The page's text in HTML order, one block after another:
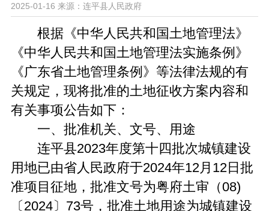
2025-01-16 来源：连平县人民政府
根据《中华人民共和国土地管理法》
《中华人民共和国土地管理法实施条例》
《广东省土地管理条例》等法律法规的有
关规定，现将批准的土地征收方案内容和
有关事项公告如下：
一、批准机关、文号、用途
连平县2023年度第十四批次城镇建设
用地已由省人民政府于2024年12月12日批
准项目征地，批准文号为粤府土审（08)
〔2024〕73号，批准土地用途为城镇建设